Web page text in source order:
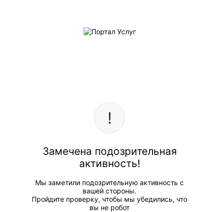
Замечена подозрительная
активность!
Мы заметили подозрительную активность с
вашей стороны.
Пройдите проверку, чтобы мы убедились, что
вы не робот